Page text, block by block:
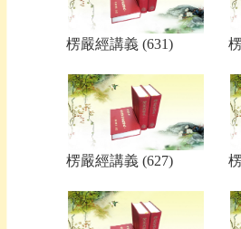
楞嚴經講義 (631)
楞嚴經講義 (627)